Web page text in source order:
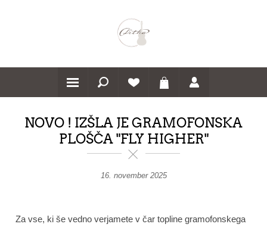
NOVO ! IZŠLA JE GRAMOFONSKA
PLOŠČA "FLY HIGHER"
16. november 2025
Za vse, ki še vedno verjamete v čar topline gramofonskega